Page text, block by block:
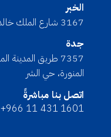
الخبر
3167 شارع الملك خالد، حي الخزامى 3167، حي الخزامى
جدة
المنورة، حي الشر
اتصل بنا مباشرةً
+966 11 431 1601